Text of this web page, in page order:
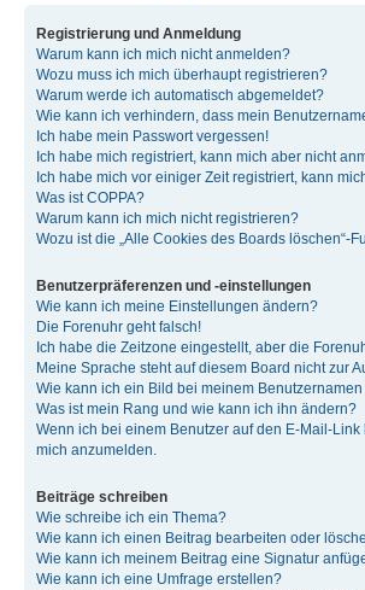
Registrierung und Anmeldung
Warum kann ich mich nicht anmelden?
Wozu muss ich mich überhaupt registrieren?
Warum werde ich automatisch abgemeldet?
Wie kann ich verhindern, dass mein
Ich habe mein Passwort vergessen!
Ich habe mich registriert, kann mich aber nicht
Ich habe mich vor einiger Zeit registriert, kann
Was ist COPPA?
Warum kann ich mich nicht registrieren?
Wozu ist die „Alle Cookies des Boards löschen“-
Benutzerpräferenzen und -einstellungen
Wie kann ich meine Einstellungen ändern?
Die Forenuhr geht falsch!
Ich habe die Zeitzone eingestellt, aber die
Meine Sprache steht auf diesem Board nicht zur
Wie kann ich ein Bild bei meinem
Was ist mein Rang und wie kann ich ihn ändern?
Wenn ich bei einem Benutzer auf den E-Mail-
mich anzumelden.
Beiträge schreiben
Wie schreibe ich ein Thema?
Wie kann ich einen Beitrag bearbeiten oder
Wie kann ich meinem Beitrag eine Signatur
Wie kann ich eine Umfrage erstellen?